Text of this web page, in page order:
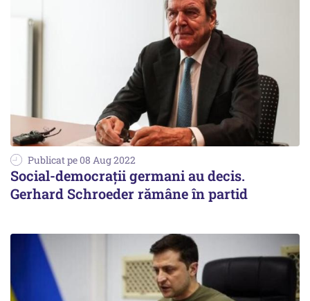
Publicat pe 08 Aug 2022
Social-democraţii germani au decis.
Gerhard Schroeder rămâne în partid